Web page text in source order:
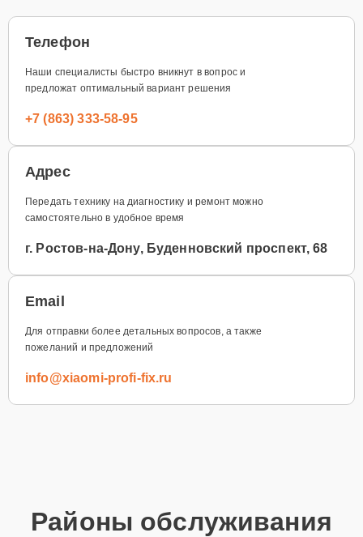
Телефон
Наши специалисты быстро вникнут в вопрос и
предложат оптимальный вариант решения
+7 (863) 333-58-95
Адрес
Передать технику на диагностику и ремонт можно
самостоятельно в удобное время
г. Ростов-на-Дону, Буденновский проспект, 68
Email
Для отправки более детальных вопросов, а также
пожеланий и предложений
info@xiaomi-profi-fix.ru
Районы обслуживания